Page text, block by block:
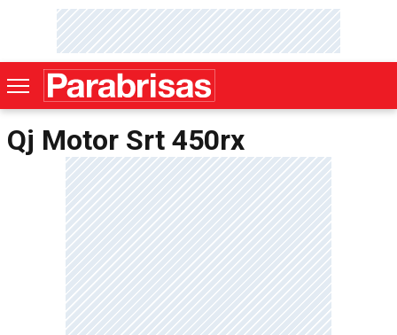
Qj Motor Srt 450rx